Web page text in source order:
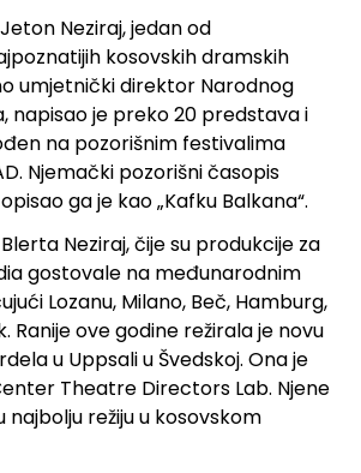
Neziraj, jedan od
kosovskih dramskih
umjetnički direktor Narodnog
napisao je preko 20 predstava i
na pozorišnim festivalima
Njemački pozorišni časopis
ga je kao „Kafku Balkana“.
Neziraj, čije su produkcije za
gostovale na međunarodnim
Lozanu, Milano, Beč, Hamburg,
Ranije ove godine režirala je novu
u Uppsali u Švedskoj. Ona je
Theatre Directors Lab. Njene
najbolju režiju u kosovskom